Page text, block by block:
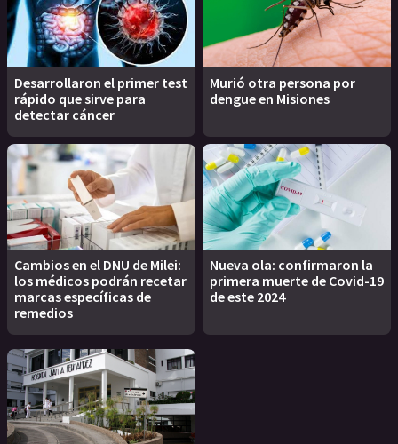
Desarrollaron el primer test
rápido que sirve para
detectar cáncer
Murió otra persona por
dengue en Misiones
Cambios en el DNU de Milei:
los médicos podrán recetar
marcas específicas de
remedios
Nueva ola: confirmaron la
primera muerte de Covid-19
de este 2024